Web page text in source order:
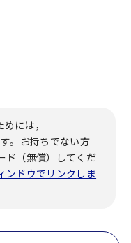
には，
。お持ちでない方
ド（無償）してくだ
ンドウでリンクしま